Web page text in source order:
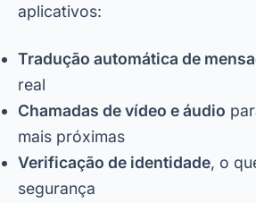
aplicativos:
Tradução automática de
real
Chamadas de vídeo e áudio
mais próximas
Verificação de identidade, o
segurança